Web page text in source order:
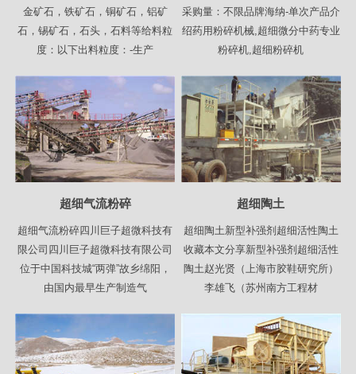
金矿石，铁矿石，铜矿石，铝矿
石，锡矿石，石头，石料等给料粒
度：以下出料粒度：-生产
采购量：不限品牌海纳-单次产品介
绍药用粉碎机械,超细微分中药专业
粉碎机,超细粉碎机
超细气流粉碎
超细气流粉碎四川巨子超微科技有
限公司四川巨子超微科技有限公司
位于中国科技城“两弹”故乡绵阳，
由国内最早生产制造气
超细陶土
超细陶土新型补强剂超细活性陶土
收藏本文分享新型补强剂超细活性
陶土赵光贤（上海市胶鞋研究所）
李雄飞（苏州南方工程材